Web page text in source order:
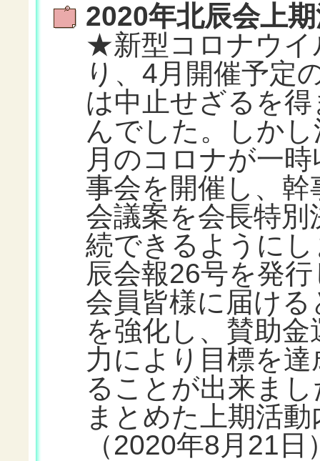
2020年北辰会上
★新型コロナウイ
り、4月開催予定
は中止せざるを得
んでした。しか
月のコロナが一
事会を開催し、幹
会議案を会長特
続できるように
辰会報26号を発
会員皆様に届け
を強化し、賛助
力により目標を達
ることが出来ま
まとめた上期活
（2020年8月21日